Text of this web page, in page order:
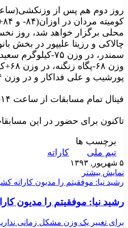
کومیته مردان در اوزان(۸۴- و ۸۴+کیلوگرم) پیگیری می شود.
سمندر، در وزن ۷۵-کیلوگرم سعید حسنی پور و بهمن عسگری به روی تاتامی خواهند رفت.
پورشیب و علی فداکار و در وزن ۸۴+کیلوگرم سجاد گنج زاده و ایمان سنچولی مقابل حریفان قرار می گیرند.
فینال تمام مسابقات از ساعت ۱۴-۱۵ برگزار خواهد شد.
تاکنون برای حضور در این مسابقات ۴۵ کشور اعلام آمادگی کرده
برچسب ها
تیم ملی
کاراته
۵ شهریور, ۱۳۹۳
نمایش بیشتر
رشید نیا: موفقیتم را مدیون کاراته
رشید نیا: موفقیتم را مدیون
برای تغییر یک وزن مشکل زمانی